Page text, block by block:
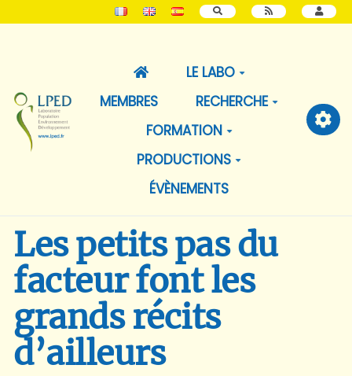
RECHERCHER
LE LABO
MEMBRES
RECHERCHE
FORMATION
PRODUCTIONS
ÉVÈNEMENTS
Les petits pas du
facteur font les
grands récits
d’ailleurs